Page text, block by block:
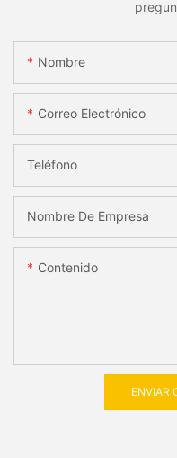
Nombre
Correo Electrónico
Teléfono
Nombre De Empresa
Contenido
ENVIAR